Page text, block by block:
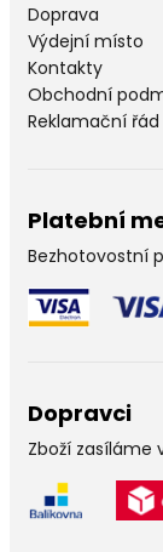
Doprava
Výdejní místo
Kontakty
Obchodní
Reklamační řád
Platební
Bezhotovostní
Dopravci
Zboží zasíláme